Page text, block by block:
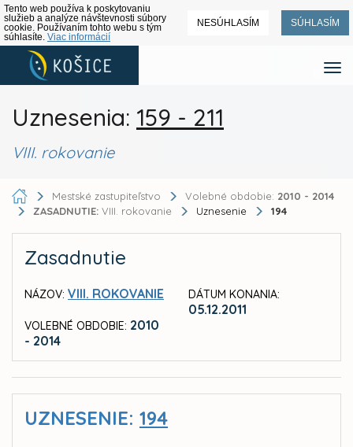
Tento web používa k poskytovaniu
služieb a analýze návštevnosti súbory
cookie. Používaním tohto webu s tým
súhlasíte. Viac informácií
NESÚHLASÍM SÚHLASÍM
Uznesenia: 159 - 211
VIII. rokovanie
Mestské zastupiteľstvo Volebné obdobie: 2010 - 2014
ZASADNUTIE: VIII. rokovanie Uznesenie 194
Zasadnutie
NÁZOV: VIII. ROKOVANIE
VOLEBNÉ OBDOBIE: 2010
- 2014
DÁTUM KONANIA:
05.12.2011
UZNESENIE: 194